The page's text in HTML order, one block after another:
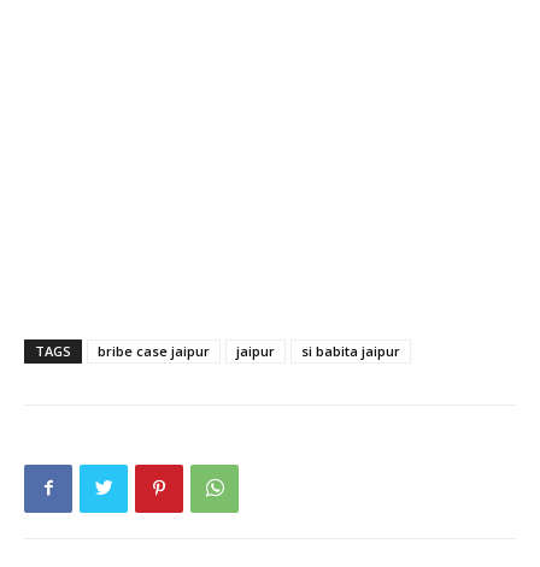
TAGS bribe case jaipur jaipur si babita jaipur